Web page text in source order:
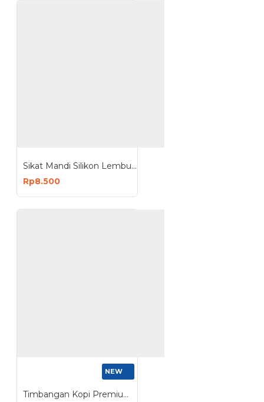
Sikat Mandi Silikon Lembut Silicone Massage Bath Brush
Rp8.500
NEW
Timbangan Kopi Premium Digital 3 Kg Dual Power Silicon Pad Hitam